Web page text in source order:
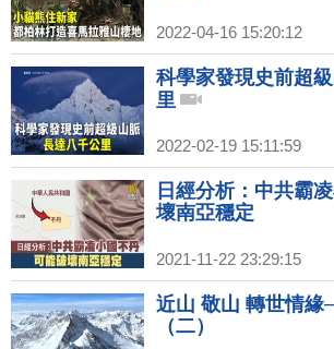
2022-04-16 15:20:12
科學家發現史前超
里
2022-02-19 15:11:59
日經分析：中共霸
壞南亞穩定
2021-11-22 23:29:15
近山 敬山 轉世情
（二）